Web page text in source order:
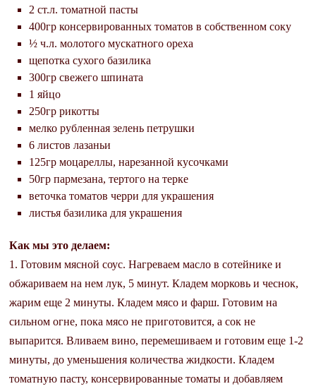
2 ст.л. томатной пасты
400гр консервированных томатов в собственном соку
½ ч.л. молотого мускатного ореха
щепотка сухого базилика
300гр свежего шпината
1 яйцо
250гр рикотты
мелко рубленная зелень петрушки
6 листов лазаньи
125гр моцареллы, нарезанной кусочками
50гр пармезана, тертого на терке
веточка томатов черри для украшения
листья базилика для украшения
Как мы это делаем:
1. Готовим мясной соус. Нагреваем масло в сотейнике и
обжариваем на нем лук, 5 минут. Кладем морковь и чеснок,
жарим еще 2 минуты. Кладем мясо и фарш. Готовим на
сильном огне, пока мясо не приготовится, а сок не
выпарится. Вливаем вино, перемешиваем и готовим еще 1-2
минуты, до уменьшения количества жидкости. Кладем
томатную пасту, консервированные томаты и добавляем